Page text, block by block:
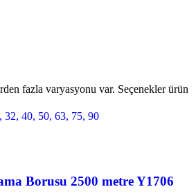
fazla varyasyonu var. Seçenekler ürün
, 32, 40, 50, 63, 75, 90
Borusu 2500 metre Y1706